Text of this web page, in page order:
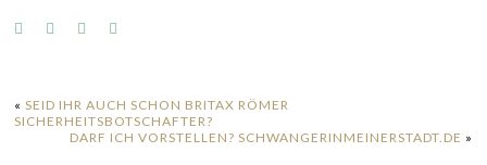
«SEID IHR AUCH SCHON BRITAX RÖMER
SICHERHEITSBOTSCHAFTER?
DARF ICH VORSTELLEN? SCHWANGERINMEINERSTADT.DE »